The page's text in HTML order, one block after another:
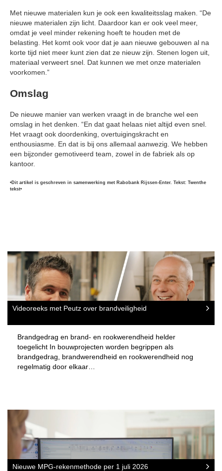
Met nieuwe materialen kun je ook een kwaliteitsslag maken. “De
nieuwe materialen zijn licht. Daardoor kan er ook veel meer,
omdat je veel minder rekening hoeft te houden met de
belasting. Het komt ook voor dat je aan nieuwe gebouwen al na
korte tijd niet meer kunt zien dat ze nieuw zijn. Stenen logen uit,
materiaal verweert snel. Dat kunnen we met onze materialen
voorkomen.”
Omslag
De nieuwe manier van werken vraagt in de branche wel een
omslag in het denken. “En dat gaat helaas niet altijd even snel.
Het vraagt ook doordenking, overtuigingskracht en
enthousiasme. En dat is bij ons allemaal aanwezig. We hebben
een bijzonder gemotiveerd team, zowel in de fabriek als op
kantoor.
•Dit artikel is geschreven in samenwerking met Rabobank Rijssen-Enter. Tekst: Twenthe
tekst•
Videoreeks met Peutz over brandveiligheid
Brandgedrag en brand- en rookwerendheid helder
toegelicht In bouwprojecten worden begrippen als
brandgedrag, brandwerendheid en rookwerendheid nog
regelmatig door elkaar…
Nieuwe MPG-rekenmethode per 1 juli 2026